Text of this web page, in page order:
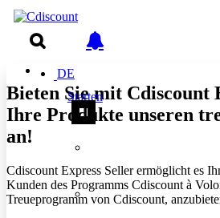
DE
Starten
Bieten Sie mit Cdiscount
Ihre Produkte unseren
an!
Cdiscount Express Seller ermöglicht es
Kunden des Programms Cdiscount à
Treueprogramm von Cdiscount,